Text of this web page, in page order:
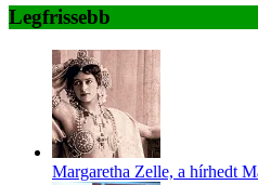
Legfrissebb
Margaretha Zelle, a hírhedt